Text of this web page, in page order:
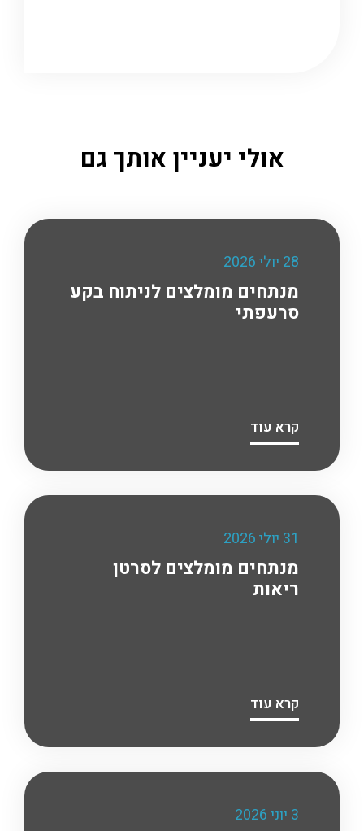
אולי יעניין אותך גם
28 יולי 2026
מנתחים מומלצים לניתוח בקע
סרעפתי
קרא עוד
31 יולי 2026
מנתחים מומלצים לסרטן
ריאות
קרא עוד
3 יוני 2026